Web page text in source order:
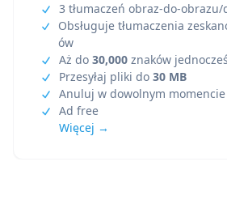
3 tłumaczeń obraz-do-obrazu/
Obsługuje tłumaczenia
ów
Aż do 30,000 znaków
Przesyłaj pliki do 30 MB
Anuluj w dowolnym momencie
Ad free
Więcej →